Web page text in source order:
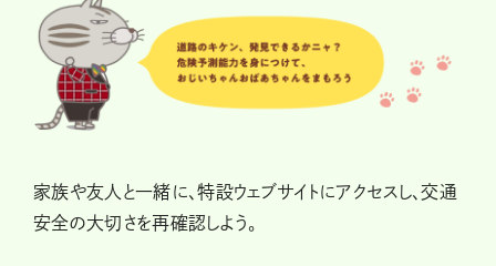
家族や友人と一緒に、特設ウェブサイトにアクセスし、交通
安全の大切さを再確認しよう。